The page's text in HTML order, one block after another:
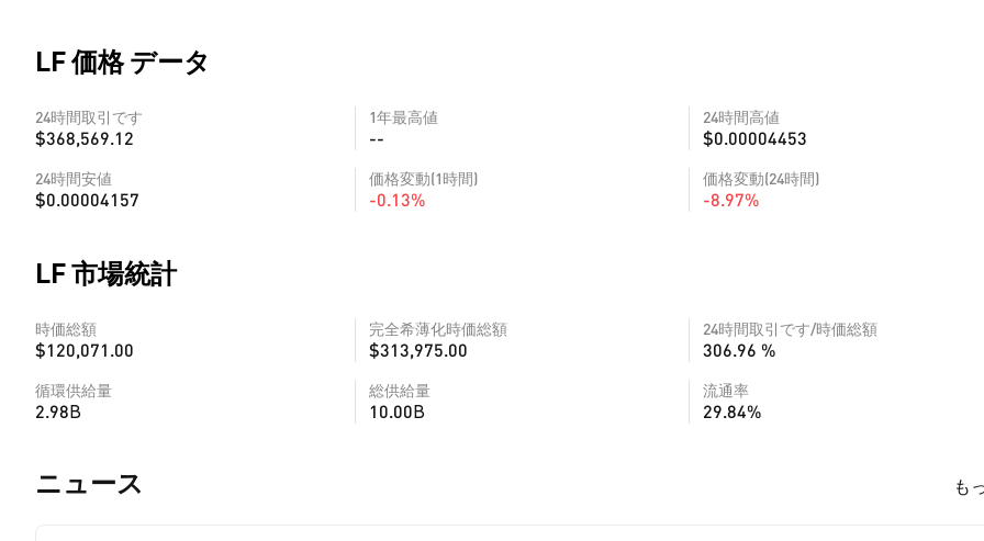
LF 価格 データ
24時間取引です
$368,569.12
1年最高値
--
24時間高値
$0.00004453
24時間安値
$0.00004157
価格変動(1時間)
-0.13%
価格変動(24時間)
-8.97%
LF 市場統計
時価総額
$120,071.00
完全希薄化時価総額
$313,975.00
24時間取引です/時価総額
306.96 %
循環供給量
2.98B
総供給量
10.00B
流通率
29.84%
​​ニュース​​ も